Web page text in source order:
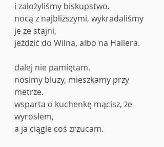
i założyliśmy biskupstwo.
nocą z najbliższymi, wykradaliśmy
je ze stajni,
jeździć do Wilna, albo na Hallera.
dalej nie pamiętam.
nosimy bluzy, mieszkamy przy
metrze.
wsparta o kuchenkę mącisz, że
wyrosłem,
a ja ciągle coś zrzucam.